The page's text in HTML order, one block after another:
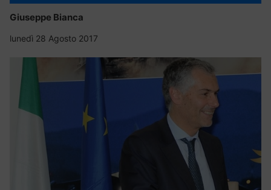
Giuseppe Bianca
lunedì 28 Agosto 2017